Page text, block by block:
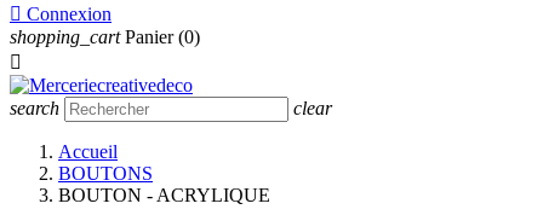
 Connexion
shopping_cart Panier (0)

search clear
Accueil
BOUTONS
BOUTON - ACRYLIQUE